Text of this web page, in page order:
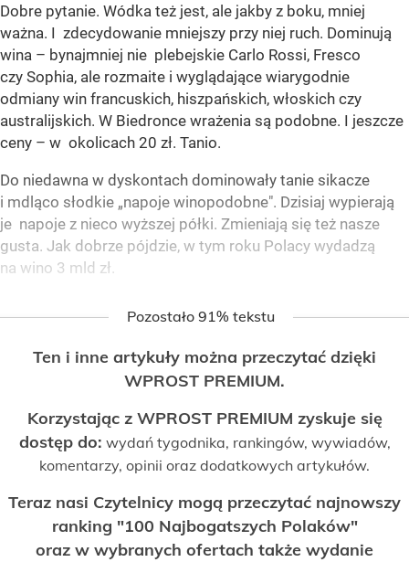
Dobre pytanie. Wódka też jest, ale jakby z boku, mniej
ważna. I zdecydowanie mniejszy przy niej ruch. Dominują
wina – bynajmniej nie plebejskie Carlo Rossi, Fresco
czy Sophia, ale rozmaite i wyglądające wiarygodnie
odmiany win francuskich, hiszpańskich, włoskich czy
australijskich. W Biedronce wrażenia są podobne. I jeszcze
ceny – w okolicach 20 zł. Tanio.
Do niedawna w dyskontach dominowały tanie sikacze
i mdląco słodkie „napoje winopodobne". Dzisiaj wypierają
je napoje z nieco wyższej półki. Zmieniają się też nasze
gusta. Jak dobrze pójdzie, w tym roku Polacy wydadzą
na wino 3 mld zł.
Pozostało 91% tekstu
Ten i inne artykuły można przeczytać dzięki
WPROST PREMIUM.
Korzystając z WPROST PREMIUM zyskuje się
dostęp do: wydań tygodnika, rankingów, wywiadów,
komentarzy, opinii oraz dodatkowych artykułów.
Teraz nasi Czytelnicy mogą przeczytać najnowszy
ranking "100 Najbogatszych Polaków"
oraz w wybranych ofertach także wydanie